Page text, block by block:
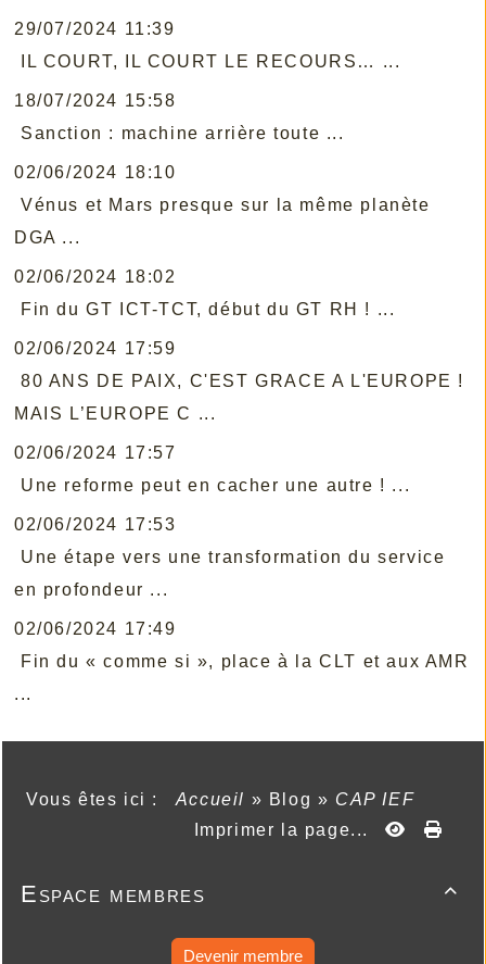
29/07/2024 11:39
IL COURT, IL COURT LE RECOURS… ...
18/07/2024 15:58
Sanction : machine arrière toute ...
02/06/2024 18:10
Vénus et Mars presque sur la même planète
DGA ...
02/06/2024 18:02
Fin du GT ICT-TCT, début du GT RH ! ...
02/06/2024 17:59
80 ANS DE PAIX, C'EST GRACE A L'EUROPE !
MAIS L’EUROPE C ...
02/06/2024 17:57
Une reforme peut en cacher une autre ! ...
02/06/2024 17:53
Une étape vers une transformation du service
en profondeur ...
02/06/2024 17:49
Fin du « comme si », place à la CLT et aux AMR
...
Vous êtes ici : Accueil » Blog » CAP IEF
Imprimer la page...

Espace membres
Devenir membre